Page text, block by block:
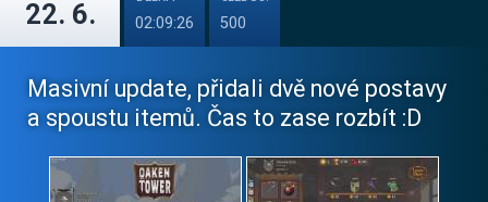
22. 6. 02:09:26 500
Masivní update, přidali dvě nové postavy
a spoustu itemů. Čas to zase rozbít :D